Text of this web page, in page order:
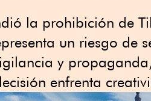
la prohibición de
un riesgo de
y
enfrenta